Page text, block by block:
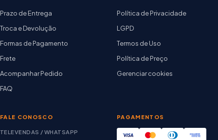
Prazo de Entrega
Troca e Devolução
Formas de Pagamento
Frete
Acompanhar Pedido
FAQ
Política de Privacidade
LGPD
Termos de Uso
Política de Preço
Gerenciar cookies
FALE CONOSCO
TELEVENDAS / WHATSAPP
PAGAMENTOS